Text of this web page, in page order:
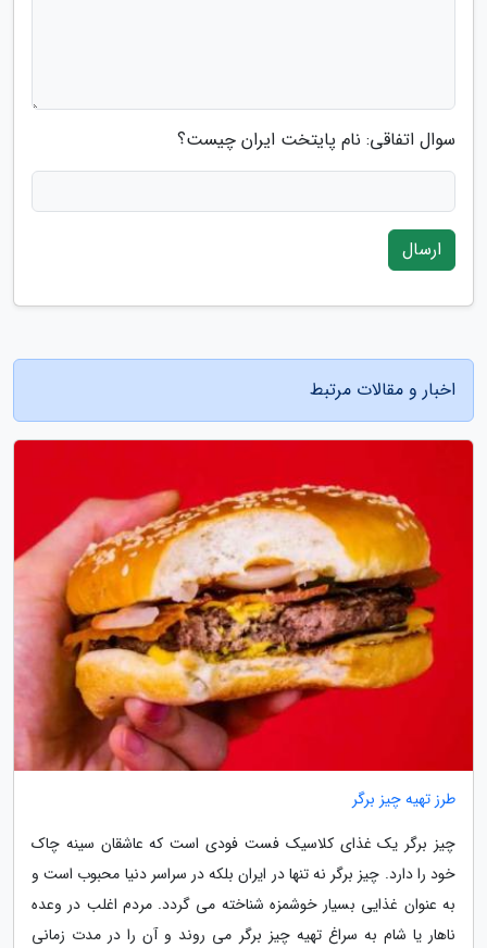
سوال اتفاقی: نام پایتخت ایران چیست؟
ارسال
اخبار و مقالات مرتبط
طرز تهیه چیز برگر
چیز برگر یک غذای کلاسیک فست فودی است که عاشقان سینه چاک
خود را دارد. چیز برگر نه تنها در ایران بلکه در سراسر دنیا محبوب است و
به عنوان غذایی بسیار خوشمزه شناخته می گردد. مردم اغلب در وعده
ناهار یا شام به سراغ تهیه چیز برگر می روند و آن را در مدت زمانی